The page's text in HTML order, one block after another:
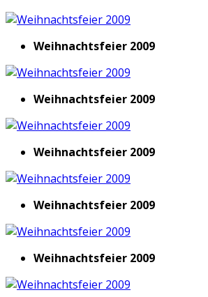
Weihnachtsfeier 2009
Weihnachtsfeier 2009
Weihnachtsfeier 2009
Weihnachtsfeier 2009
Weihnachtsfeier 2009